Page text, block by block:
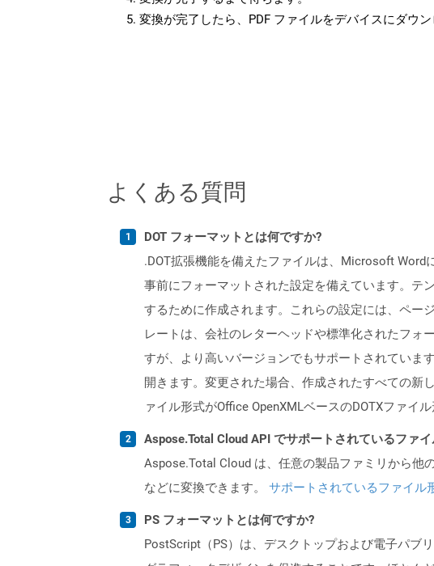
変換が完了したら、PDF ファイルをデバイスにダウン
よくある質問
DOT フォーマットとは何ですか?
.DOT拡張機能を備えたファイルは、Microsoft Word
事前にフォーマットされた設定を備えています。テ
するために作成されます。これらの設定には、ペー
レートは、会社のレターヘッドや標準化されたフォ
すが、より高いバージョンでもサポートされてい
開きます。変更された場合、作成されたすべての新
ァイル形式がOffice OpenXMLベースのDOTXファイ
Aspose.Total Cloud API でサポートされているファ
Aspose.Total Cloud は、任意の製品ファミリから他
などに変換できます。 サポートされているファイル
PS フォーマットとは何ですか?
PostScript（PS）は、デスクトップおよび電子パブ